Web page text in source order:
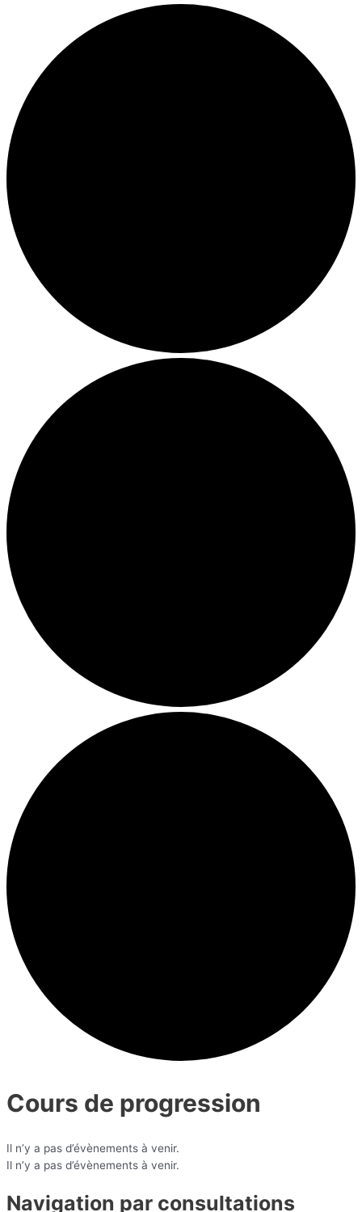
Cours de progression
Il n’y a pas d’évènements à venir.
Il n’y a pas d’évènements à venir.
Navigation par consultations